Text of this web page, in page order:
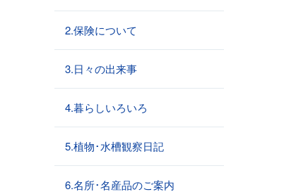
2.保険について
3.日々の出来事
4.暮らしいろいろ
5.植物･水槽観察日記
6.名所･名産品のご案内